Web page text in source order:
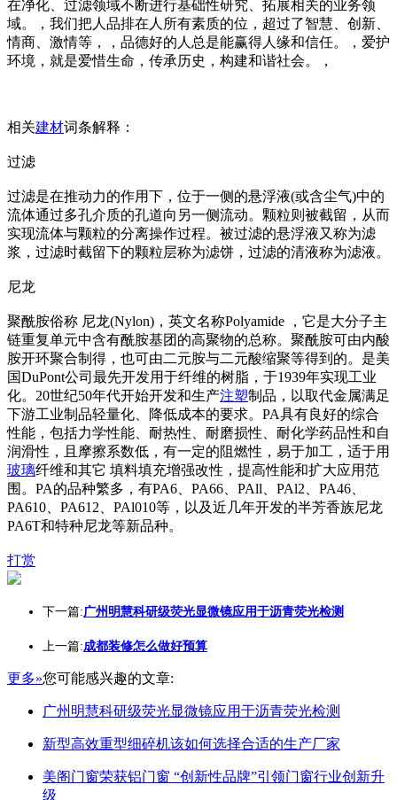
在净化、过滤领域不断进行基础性研究、拓展相关的业务领
域。，我们把人品排在人所有素质的位，超过了智慧、创新、
情商、激情等，，品德好的人总是能赢得人缘和信任。，爱护
环境，就是爱惜生命，传承历史，构建和谐社会。，
相关建材词条解释：
过滤
过滤是在推动力的作用下，位于一侧的悬浮液(或含尘气)中的
流体通过多孔介质的孔道向另一侧流动。颗粒则被截留，从而
实现流体与颗粒的分离操作过程。被过滤的悬浮液又称为滤
浆，过滤时截留下的颗粒层称为滤饼，过滤的清液称为滤液。
尼龙
聚酰胺俗称 尼龙(Nylon)，英文名称Polyamide ，它是大分子主
链重复单元中含有酰胺基团的高聚物的总称。聚酰胺可由内酸
胺开环聚合制得，也可由二元胺与二元酸缩聚等得到的。是美
国DuPont公司最先开发用于纤维的树脂，于1939年实现工业
化。20世纪50年代开始开发和生产注塑制品，以取代金属满足
下游工业制品轻量化、降低成本的要求。PA具有良好的综合
性能，包括力学性能、耐热性、耐磨损性、耐化学药品性和自
润滑性，且摩擦系数低，有一定的阻燃性，易于加工，适于用
玻璃纤维和其它 填料填充增强改性，提高性能和扩大应用范
围。PA的品种繁多，有PA6、PA66、PAll、PAl2、PA46、
PA610、PA612、PAl010等，以及近几年开发的半芳香族尼龙
PA6T和特种尼龙等新品种。
打赏
下一篇:广州明慧科研级荧光显微镜应用于沥青荧光检测
上一篇:成都装修怎么做好预算
更多»您可能感兴趣的文章:
广州明慧科研级荧光显微镜应用于沥青荧光检测
新型高效重型细碎机该如何选择合适的生产厂家
美阁门窗荣获铝门窗 “创新性品牌”引领门窗行业创新升
级